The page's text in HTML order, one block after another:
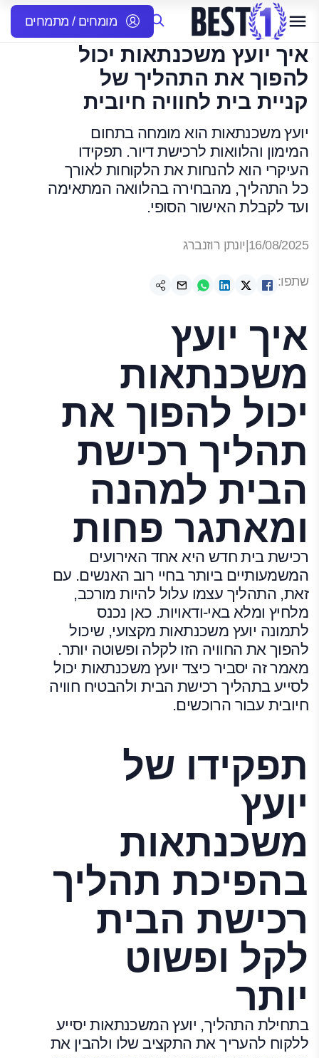
מומחים / מתמחים
איך יועץ משכנתאות יכול
להפוך את התהליך של
קניית בית לחוויה חיובית
יועץ משכנתאות הוא מומחה בתחום
המימון והלוואות לרכישת דיור. תפקידו
העיקרי הוא להנחות את הלקוחות לאורך
כל התהליך, מהבחירה בהלוואה המתאימה
ועד לקבלת האישור הסופי.
16/08/2025 יונתן רוזנברג
שתפו:
איך יועץ
משכנתאות
יכול להפוך את
תהליך רכישת
הבית למהנה
ומאתגר פחות
רכישת בית חדש היא אחד האירועים
המשמעותיים ביותר בחיי רוב האנשים. עם
זאת, התהליך עצמו עלול להיות מורכב,
מלחיץ ומלא באי-ודאויות. כאן נכנס
לתמונה יועץ משכנתאות מקצועי, שיכול
להפוך את החוויה הזו לקלה ופשוטה יותר.
מאמר זה יסביר כיצד יועץ משכנתאות יכול
לסייע בתהליך רכישת הבית ולהבטיח חוויה
חיובית עבור הרוכשים.
תפקידו של
יועץ
משכנתאות
בהפיכת תהליך
רכישת הבית
לקל ופשוט
יותר
בתחילת התהליך, יועץ המשכנתאות יסייע
ללקוח להעריך את התקציב שלו ולהבין את